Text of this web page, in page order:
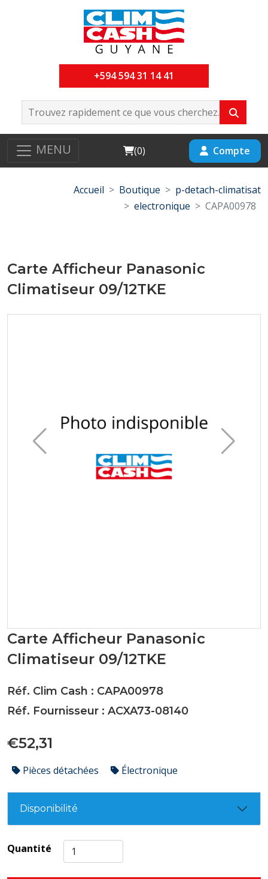
+594 594 31 14 41
MENU Cart
(0) Compte
Accueil Boutique
p-detach-climatisat
electronique
CAPA00978
Carte Afficheur Panasonic
Climatiseur 09/12TKE
Carte Afficheur Panasonic
Climatiseur 09/12TKE
Réf. Clim Cash : CAPA00978
Réf. Fournisseur : ACXA73-08140
€52,31
Pièces détachées Électronique
Disponibilité
Quantité